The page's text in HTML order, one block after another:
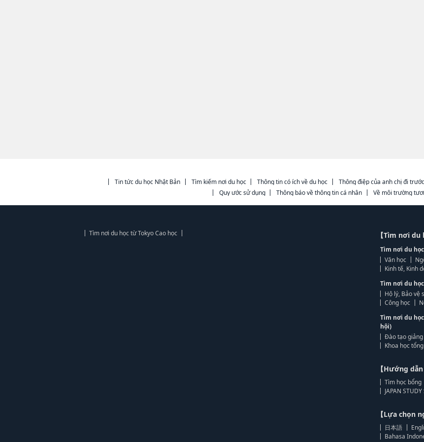
Tin tức du học Nhật Bản Tìm kiếm nơi du học Thông tin có ích về du học Thông điệp của anh chị đi trước
Quy ước sử dụng
Thông báo về thông tin cá nhân Về môi trường
Tìm nơi du học từ Tokyo Cao học 【Tìm nơi du
Tìm nơi du
Văn học
Kinh tế, Kinh
Tìm nơi du
Hộ lý, Bảo vệ
Công học
Tìm nơi du
hội)
Đào tạo
Khoa học
【Hướng
Tìm học bổng
JAPAN
【Lựa chọn
日本語
Bahasa